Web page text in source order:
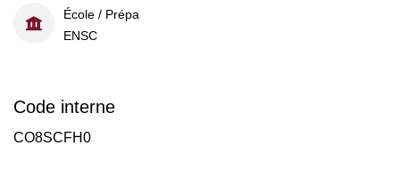
École / Prépa
ENSC
Code interne
CO8SCFH0